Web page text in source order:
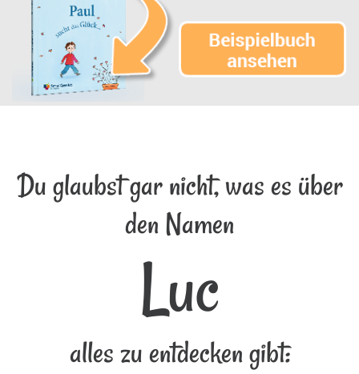
Du glaubst gar nicht, was es über
den Namen
Luc
alles zu entdecken gibt: